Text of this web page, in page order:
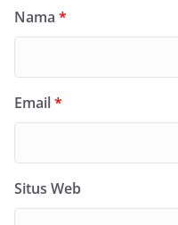
Nama *
Email*
Situs Web